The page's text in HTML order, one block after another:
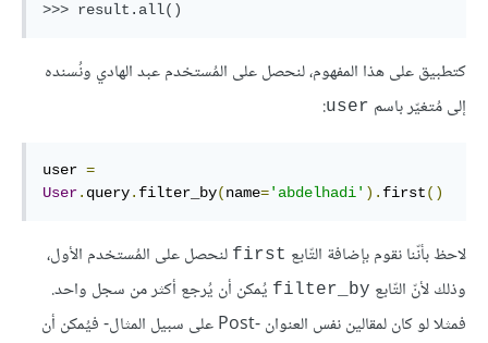
كتطبيق على هذا المفهوم، لنحصل على المُستخدم عبد الهادي ونُسنده
إلى مُتغيّر باسم user
:
user =
User. query. filter_by(name='abdelhadi' ). first()
لاحظ بأنّنا نقوم بإضافة التّابع first لنحصل على المُستخدم الأول،
وذلك لأنّ التّابع filter_by يُمكن أن يُرجع أكثر من سجل واحد.
فمثلا لو كان لمقالين نفس العنوان -Post على سبيل المثال- فيُمكن أن